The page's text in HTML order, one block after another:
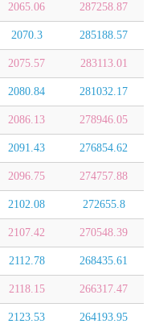
2065.06 287258.87
2070.3 285188.57
2075.57 283113.01
2080.84 281032.17
2086.13 278946.05
2091.43 276854.62
2096.75 274757.88
2102.08 272655.8
2107.42 270548.39
2112.78 268435.61
2118.15 266317.47
2123.53 264193.95